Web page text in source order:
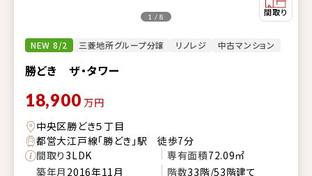
NEW 8/2 三菱地所グループ分譲 リノレジ 中古マンション
勝どき ザ・タワー
1 / 8
18,900 万円
中央区勝どき５丁目
都営大江戸線「勝どき」駅 徒歩7分
間取り3LDK 専有面積72.09㎡
築年月 2016年11月 階数33階/53階建て